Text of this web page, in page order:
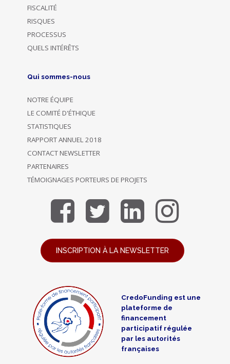
FISCALITÉ
RISQUES
PROCESSUS
QUELS INTÉRÊTS
Qui sommes-nous
NOTRE ÉQUIPE
LE COMITÉ D'ÉTHIQUE
STATISTIQUES
RAPPORT ANNUEL 2018
CONTACT NEWSLETTER
PARTENAIRES
TÉMOIGNAGES PORTEURS DE PROJETS
INSCRIPTION À LA NEWSLETTER
CredoFunding est une
plateforme de
financement
participatif régulée
par les autorités
françaises